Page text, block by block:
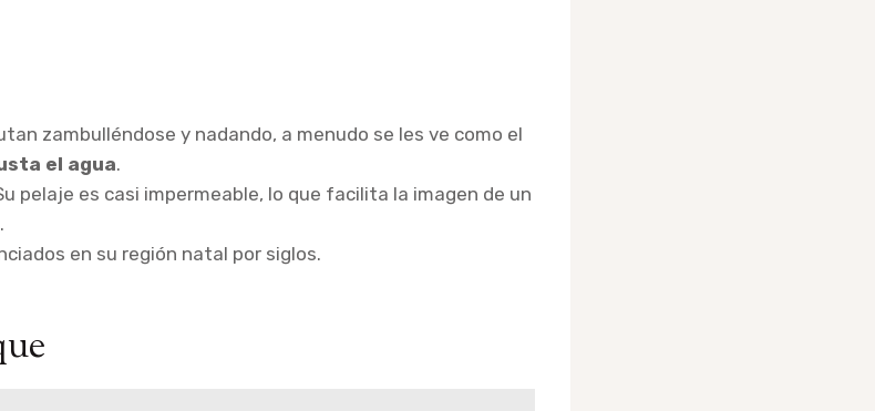
zambulléndose y nadando, a menudo se les ve como el
el agua.
pelaje es casi impermeable, lo que facilita la imagen de un
.
en su región natal por siglos.